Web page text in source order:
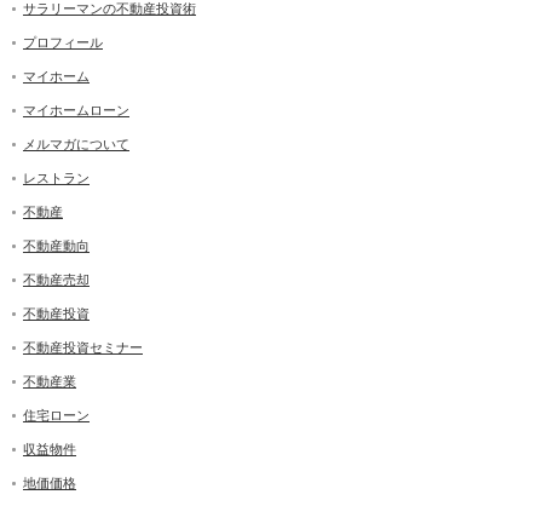
サラリーマンの不動産投資術
プロフィール
マイホーム
マイホームローン
メルマガについて
レストラン
不動産
不動産動向
不動産売却
不動産投資
不動産投資セミナー
不動産業
住宅ローン
収益物件
地価価格